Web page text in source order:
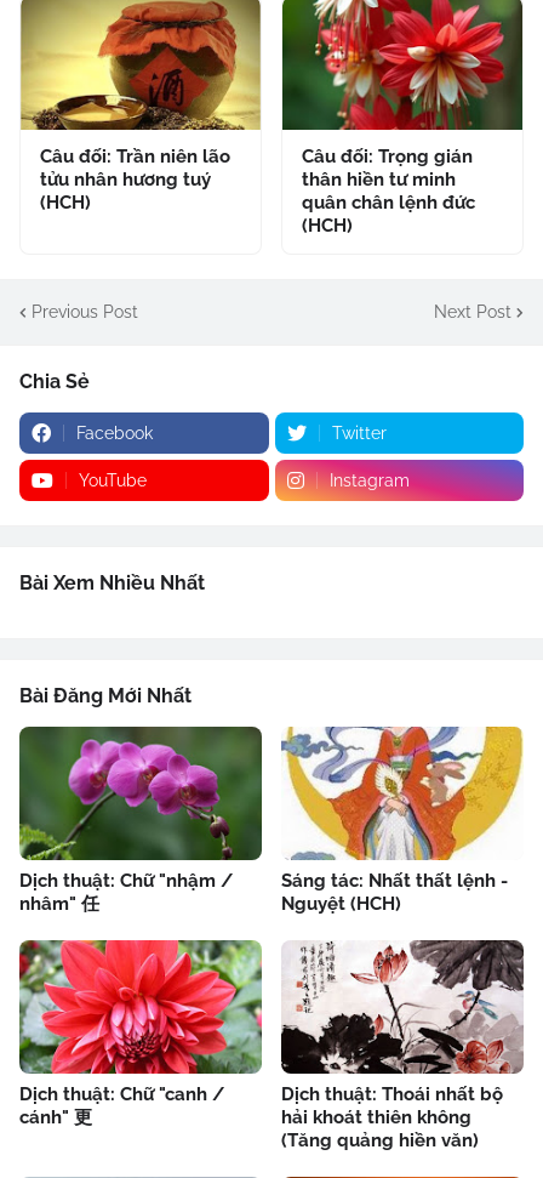
Câu đối: Trần niên lão
tửu nhân hương tuý
(HCH)
Câu đối: Trọng gián
thân hiền tư minh
quân chân lệnh đức
(HCH)
Previous Post Next Post
Chia Sẻ
Facebook Twitter
YouTube Instagram
Bài Xem Nhiều Nhất
Bài Đăng Mới Nhất
Dịch thuật: Chữ "nhậm /
nhâm" 任
Sáng tác: Nhất thất lệnh -
Nguyệt (HCH)
Dịch thuật: Chữ "canh /
cánh" 更
Dịch thuật: Thoái nhất bộ
hải khoát thiên không
(Tăng quảng hiền văn)